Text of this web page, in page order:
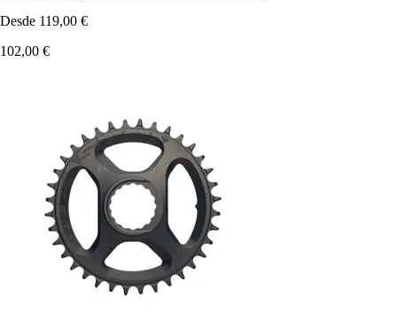
Desde 119,00 €
102,00 €